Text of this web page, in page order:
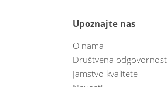
Upoznajte nas
O nama
Društvena odgovornost
Jamstvo kvalitete